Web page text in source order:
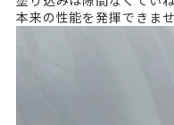
本来の性能を発揮できませ